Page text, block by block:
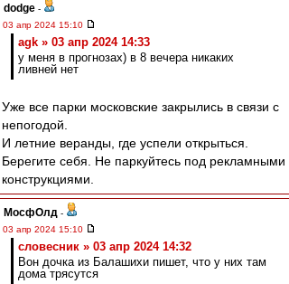
dodge -
03 апр 2024 15:10
agk » 03 апр 2024 14:33
у меня в прогнозах) в 8 вечера никаких
ливней нет
Уже все парки московские закрылись в связи с
непогодой.
И летние веранды, где успели открыться.
Берегите себя. Не паркуйтесь под рекламными
конструкциями.
МосфОлд -
03 апр 2024 15:10
словесник » 03 апр 2024 14:32
Вон дочка из Балашихи пишет, что у них там
дома трясутся